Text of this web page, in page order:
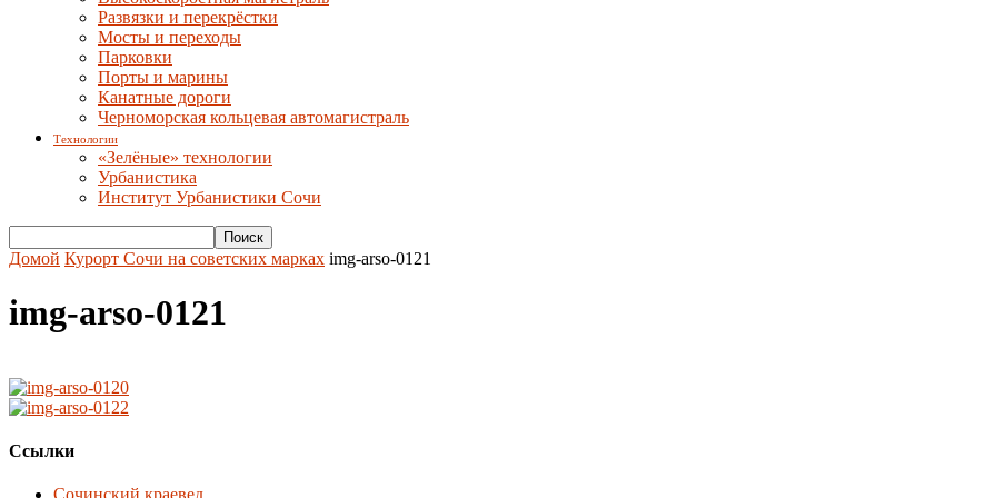
Развязки и перекрёстки
Мосты и переходы
Парковки
Порты и марины
Канатные дороги
Черноморская кольцевая автомагистраль
Технологии
«Зелёные» технологии
Урбанистика
Институт Урбанистики Сочи
Домой Курорт Сочи на советских марках img-arso-0121
img-arso-0121
Ссылки